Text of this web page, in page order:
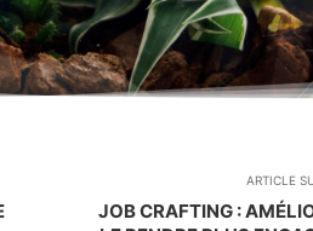
ARTICLE
JOB CRAFTING :